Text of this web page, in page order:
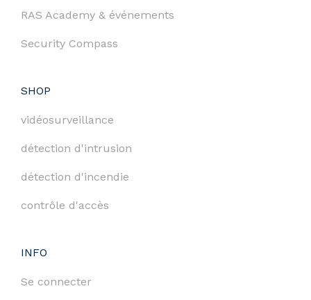
RAS Academy & événements
Security Compass
SHOP
vidéosurveillance
détection d'intrusion
détection d'incendie
contrôle d'accès
INFO
Se connecter